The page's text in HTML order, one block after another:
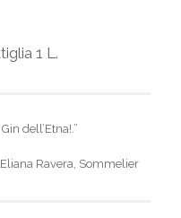
1 L.
dell’Etna!.”
Eliana Ravera, Sommelier